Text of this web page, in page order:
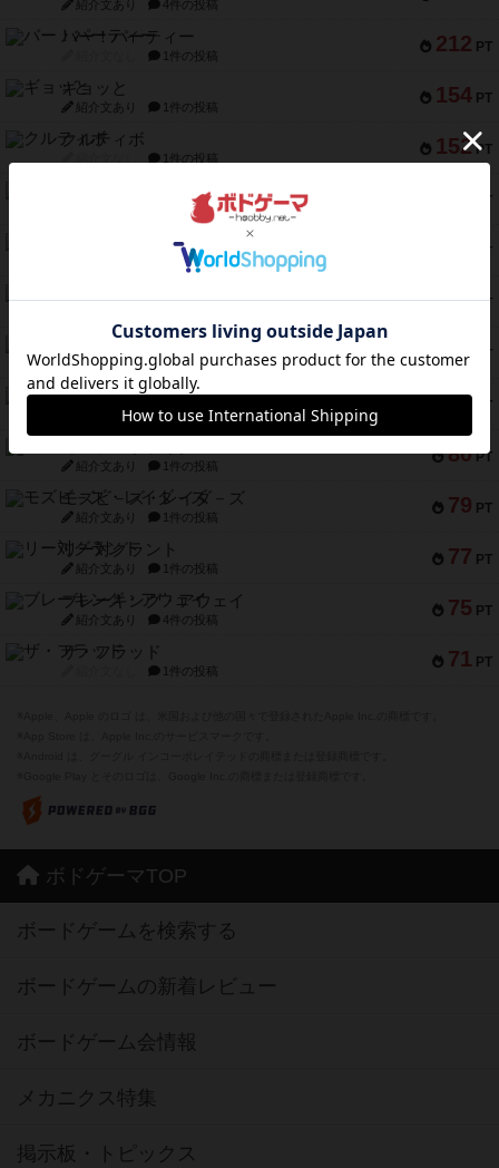
紹介文あり 4件の投稿
212 PT
バー！パーティー
1件の投稿
154 PT
ギョッと
紹介文あり 1件の投稿
152 PT
クルティボ
1件の投稿
PT
1件の投稿
PT
ドブル：ポケットモンスター
4件の投稿
118 PT
94 PT
ファースト・イン・フライト
紹介文あり 3件の投稿
88 PT
ダイススローン
紹介文なし 1件の投稿
80 PT
紹介文あり 1件の投稿
79 PT
モズビ－ズ・レイダ－ズ
紹介文あり 1件の投稿
77 PT
リー対グラント
紹介文あり 1件の投稿
75 PT
ブレーキング・アウェイ
紹介文あり 4件の投稿
71 PT
ザ・フラッド
1件の投稿
ボドゲーマTOP
ボードゲームを検索する
ボードゲームの新着レビュー
ボードゲーム会情報
メカニクス特集
掲示板・トピックス